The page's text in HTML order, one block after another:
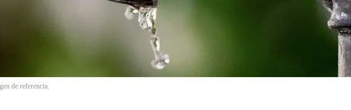
de referencia.